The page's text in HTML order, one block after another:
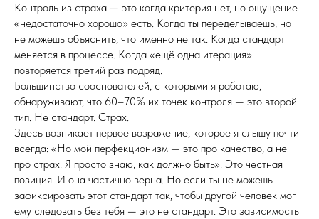
Контроль из страха — это когда критерия нет, но ощущение
«недостаточно хорошо» есть. Когда ты переделываешь, но
не можешь объяснить, что именно не так. Когда стандарт
меняется в процессе. Когда «ещё одна итерация»
повторяется третий раз подряд.
Большинство сооснователей, с которыми я работаю,
обнаруживают, что 60–70% их точек контроля — это второй
тип. Не стандарт. Страх.
Здесь возникает первое возражение, которое я слышу почти
всегда: «Но мой перфекционизм — это про качество, а не
про страх. Я просто знаю, как должно быть». Это честная
позиция. И она частично верна. Но если ты не можешь
зафиксировать этот стандарт так, чтобы другой человек мог
ему следовать без тебя — это не стандарт. Это зависимость